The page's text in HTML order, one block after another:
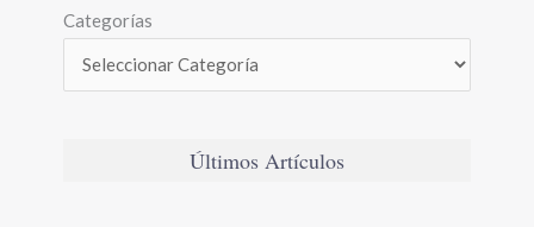
Categorías
Últimos Artículos